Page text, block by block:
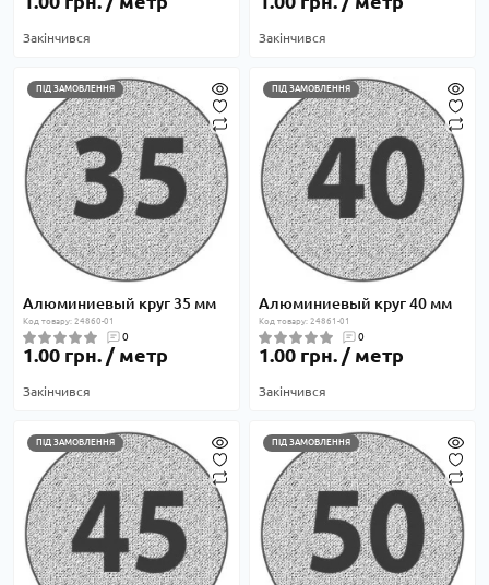
Закінчився Закінчився
ПІД ЗАМОВЛЕННЯ
Алюминиевый круг 35 мм
Код товару: 24860-01
0
1.00 грн. / метр
Закінчився
ПІД ЗАМОВЛЕННЯ
Алюминиевый круг 40 мм
Код товару: 24861-01
0
1.00 грн. / метр
Закінчився
ПІД ЗАМОВЛЕННЯ ПІД ЗАМОВЛЕННЯ